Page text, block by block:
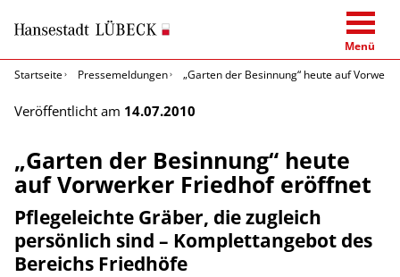
Menü
Startseite
Pressemeldungen „Garten der Besinnung“ heute auf
Veröffentlicht am 14.07.2010
„Garten der Besinnung“ heute
auf Vorwerker Friedhof eröffnet
Pflegeleichte Gräber, die zugleich
persönlich sind – Komplettangebot des
Bereichs Friedhöfe